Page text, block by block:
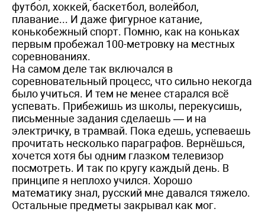
футбол, хоккей, баскетбол, волейбол,
плавание... И даже фигурное катание,
конькобежный спорт. Помню, как на коньках
первым пробежал 100-метровку на местных
соревнованиях.
На самом деле так включался в
соревновательный процесс, что сильно некогда
было учиться. И тем не менее старался всё
успевать. Прибежишь из школы, перекусишь,
письменные задания сделаешь — и на
электричку, в трамвай. Пока едешь, успеваешь
прочитать несколько параграфов. Вернёшься,
хочется хотя бы одним глазком телевизор
посмотреть. И так по кругу каждый день. В
принципе я неплохо учился. Хорошо
математику знал, русский мне давался тяжело.
Остальные предметы закрывал как мог.